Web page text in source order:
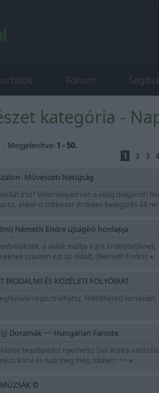
Fórum
kategória -
Megjelenítve: 1 - 50.
1
2 3 4
Művészeti Netújság
írsz? Véleményed van a világ dolgairól?
akkor is többezer érdekes bejegyzés áll
Németh Endre újságíró honlapja
a vidék múltja iránt
szánom ezt az oldalt. (Németh Endre) »
IRODALMI ÉS KÖZÉLETI FOLYÓIRAT
regisztrálhatsz, feltöltheted
Doramák ~~ Hungarian Fansite
bepillantást nyerhetsz Dél-Korea
körül és tudj meg még többet!~~~ »
©